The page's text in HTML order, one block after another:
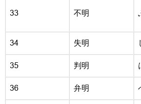
33 不明
34 失明
35 判明
36 弁明